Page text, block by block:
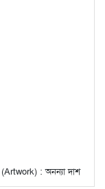
: অনন্যা দাশ